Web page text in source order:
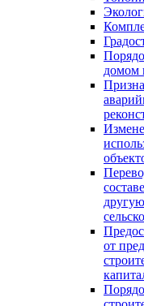
домом
от